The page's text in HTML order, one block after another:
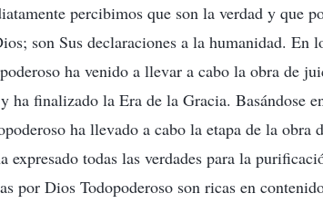
percibimos que son la verdad y que
son Sus declaraciones a la humanidad. En
ha venido a llevar a cabo la obra de
finalizado la Era de la Gracia. Basándose
ha llevado a cabo la etapa de la obra
expresado todas las verdades para la
por Dios Todopoderoso son ricas en